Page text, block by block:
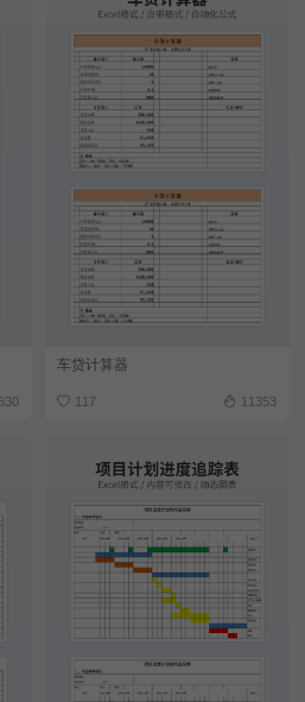
车贷计算器
117 11353